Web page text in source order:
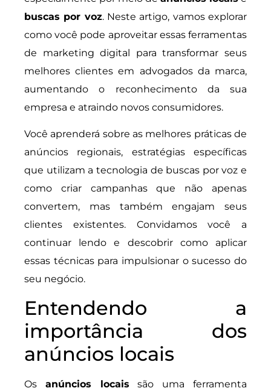
buscas por voz. Neste artigo, vamos explorar
como você pode aproveitar essas ferramentas
de marketing digital para transformar seus
melhores clientes em advogados da marca,
aumentando o reconhecimento da sua
empresa e atraindo novos consumidores.
Você aprenderá sobre as melhores práticas de
anúncios regionais, estratégias específicas
que utilizam a tecnologia de buscas por voz e
como criar campanhas que não apenas
convertem, mas também engajam seus
clientes existentes. Convidamos você a
continuar lendo e descobrir como aplicar
essas técnicas para impulsionar o sucesso do
seu negócio.
Entendendo a
importância dos
anúncios locais
Os anúncios locais são uma ferramenta